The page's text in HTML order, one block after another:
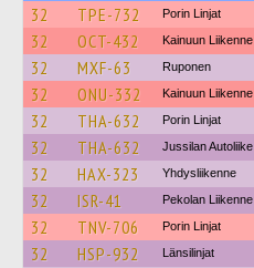
32 TPE-732 Porin Linjat
32 OCT-432 Kainuun Liikenne
32 MXF-63 Ruponen
32 ONU-332 Kainuun Liikenne
32 THA-632 Porin Linjat
32 THA-632 Jussilan Autoliike
32 HAX-323 Yhdysliikenne
32 ISR-41 Pekolan Liikenne
32 TNV-706 Porin Linjat
32 HSP-932 Länsilinjat